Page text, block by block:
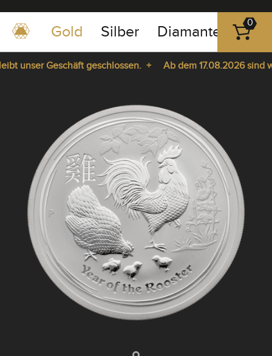
0351
-
43
Gold Silber Diamanten
0
unser Geschäft geschlossen. +
Ab dem 17.08.2026 sind